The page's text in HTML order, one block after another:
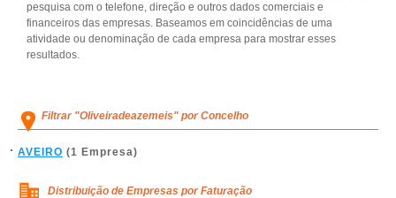
pesquisa com o telefone, direção e outros dados comerciais e
financeiros das empresas. Baseamos em coincidências de uma
atividade ou denominação de cada empresa para mostrar esses
resultados.
Filtrar "Oliveiradeazemeis" por Concelho
AVEIRO (1 Empresa)
Distribuição de Empresas por Faturação